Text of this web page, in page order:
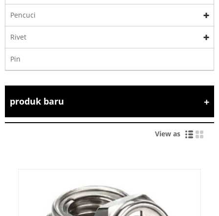
Pencuci
Rivet
Pin
produk baru
View as